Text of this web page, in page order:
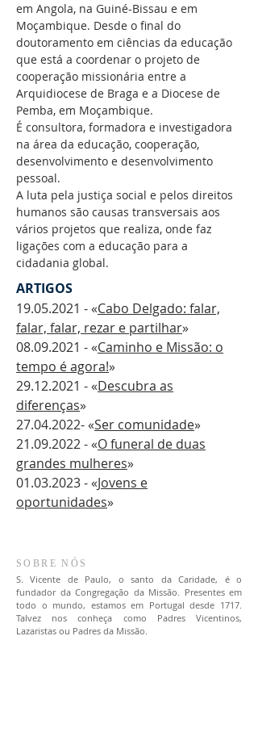
em Angola, na Guiné-Bissau e em
Moçambique. Desde o final do
doutoramento em ciências da educação
que está a coordenar o projeto de
cooperação missionária entre a
Arquidiocese de Braga e a Diocese de
Pemba, em Moçambique.
É consultora, formadora e investigadora
na área da educação, cooperação,
desenvolvimento e desenvolvimento
pessoal.
A luta pela justiça social e pelos direitos
humanos são causas transversais aos
vários projetos que realiza, onde faz
ligações com a educação para a
cidadania global.
ARTIGOS
19.05.2021 - «Cabo Delgado: falar,
falar, falar, rezar e partilhar»
08.09.2021 - «Caminho e Missão: o
tempo é agora!»
29.12.2021 - «Descubra as
diferenças»
27.04.2022- «Ser comunidade»
21.09.2022- «O funeral de duas
grandes mulheres»
01.03.2023- «Jovens e
oportunidades»
SOBRE NÓS
S. Vicente de Paulo, o santo da Caridade, é o
fundador da Congregação da Missão. Presentes em
todo o mundo, estamos em Portugal desde 1717.
Talvez nos conheça como Padres Vicentinos,
Lazaristas ou Padres da Missão.